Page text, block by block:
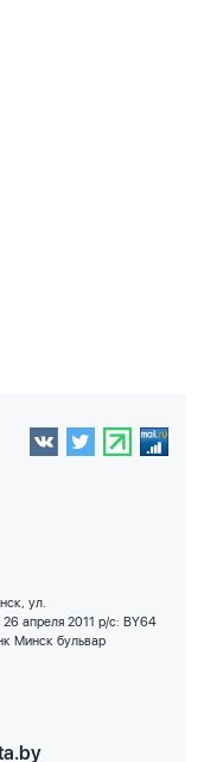
ул.
апреля 2011 р/с: BY64
Минск бульвар